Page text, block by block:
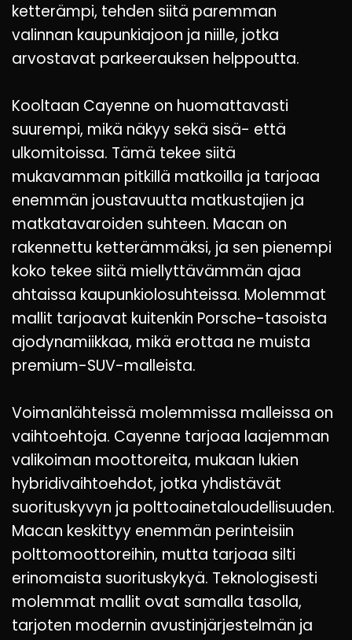
ketterämpi, tehden siitä paremman
valinnan kaupunkiajoon ja niille, jotka
arvostavat parkeerauksen helppoutta.
Kooltaan Cayenne on huomattavasti
suurempi, mikä näkyy sekä sisä- että
ulkomitoissa. Tämä tekee siitä
mukavamman pitkillä matkoilla ja tarjoaa
enemmän joustavuutta matkustajien ja
matkatavaroiden suhteen. Macan on
rakennettu ketterämmäksi, ja sen pienempi
koko tekee siitä miellyttävämmän ajaa
ahtaissa kaupunkiolosuhteissa. Molemmat
mallit tarjoavat kuitenkin Porsche-tasoista
ajodynamiikkaa, mikä erottaa ne muista
premium-SUV-malleista.
Voimanlähteissä molemmissa malleissa on
vaihtoehtoja. Cayenne tarjoaa laajemman
valikoiman moottoreita, mukaan lukien
hybridivaihtoehdot, jotka yhdistävät
suorituskyvyn ja polttoainetaloudellisuuden.
Macan keskittyy enemmän perinteisiin
polttomoottoreihin, mutta tarjoaa silti
erinomaista suorituskykyä. Teknologisesti
molemmat mallit ovat samalla tasolla,
tarjoten modernin avustinjärjestelmän ja